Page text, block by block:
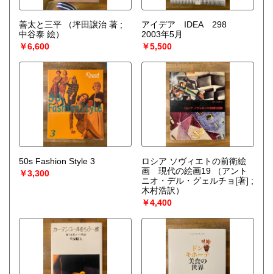
善太と三平
（坪田譲治 著 ;
中谷泰 絵）
￥6,600
アイデア IDEA 298
2003年5月
￥5,500
50s Fashion Style 3
￥3,300
ロシア ソヴィエトの前衛絵
画 現代の絵画19
（アント
ニオ・デル・グェルチョ[著] ;
木村浩訳）
￥4,400